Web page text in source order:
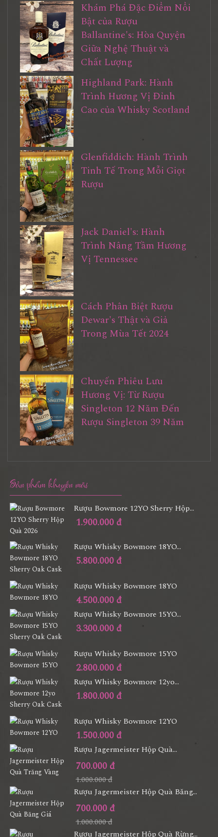
Khám Phá Đặc Điểm Nổi
Bật của Rượu
Ballantine's: Hòa Quyện
Giữa Nghệ Thuật và
Chất Lượng
Highland Park: Hành
Trình Hương Vị Đỉnh
Cao của Whisky Scotland
Glenfiddich: Hành Trình
Tinh Tế Trong Mỗi Giọt
Rượu
Jack Daniel's: Hành
Trình Nâng Tầm Hương
Vị Tennessee
Cách Phân Biệt Rượu
Dewar's Thật và Giả
Trong Mùa Tết 2024
Chuyến Phiêu Lưu
Hương Vị: Từ Rượu
Singleton 12 Năm Đến
Rượu Singleton 39 Năm
Sản phẩm khuyến mãi
Rượu Bowmore 12YO Sherry Hộp...
1.900.000 đ
Rượu Whisky Bowmore 18YO...
5.800.000 đ
Rượu Whisky Bowmore 18YO
4.500.000 đ
Rượu Whisky Bowmore 15YO...
3.300.000 đ
Rượu Whisky Bowmore 15YO
2.800.000 đ
Rượu Whisky Bowmore 12yo...
1.800.000 đ
Rượu Whisky Bowmore 12YO
1.500.000 đ
Rượu Jagermeister Hộp Quà...
700.000 đ
1.000.000 đ
Rượu Jagermeister Hộp Quà Băng...
700.000 đ
1.000.000 đ
Rượu Jagermeister Hộp Quà Rừng...